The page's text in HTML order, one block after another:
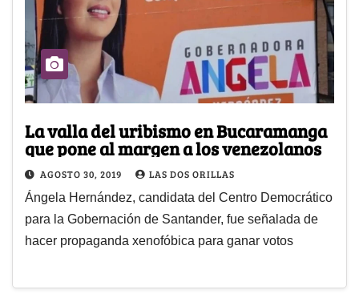
La valla del uribismo en Bucaramanga
que pone al margen a los venezolanos
AGOSTO 30, 2019 LAS DOS ORILLAS
Ángela Hernández, candidata del Centro Democrático
para la Gobernación de Santander, fue señalada de
hacer propaganda xenofóbica para ganar votos